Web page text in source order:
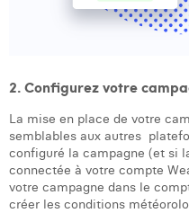
Sebastiaan Reeskamp
Thomas Kurevic
Thomas Riis
Victor Hayot
William Rezette
2. Configurez votre
La mise en place de votre
semblables aux autres
configuré la campagne (et si
connectée à votre compte
votre campagne dans le
créer les conditions